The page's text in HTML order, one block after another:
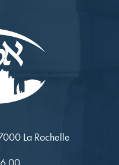
La Rochelle